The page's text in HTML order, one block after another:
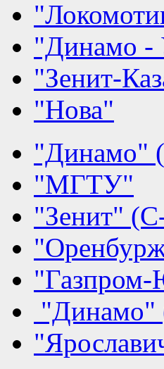
"Динамо -
"Зенит-
"Нова"
"Динамо"
"МГТУ"
"Зенит"